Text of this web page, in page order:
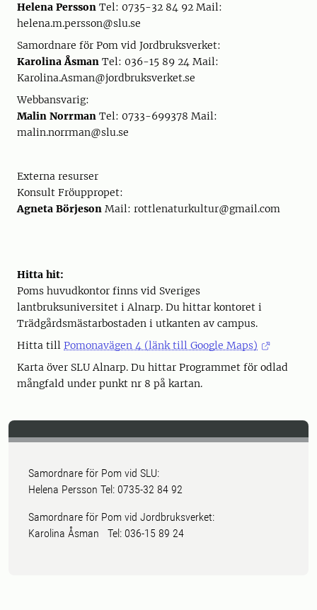
Helena Persson Tel: 0735-32 84 92 Mail:
helena.m.persson@slu.se
Samordnare för Pom vid Jordbruksverket:
Karolina Åsman Tel: 036-15 89 24 Mail:
Karolina.Asman@jordbruksverket.se
Webbansvarig:
Malin Norrman Tel: 0733-699378 Mail:
malin.norrman@slu.se
Externa resurser
Konsult Fröuppropet:
Agneta Börjeson Mail: rottlenaturkultur@gmail.com
Hitta hit:
Poms huvudkontor finns vid Sveriges
lantbruksuniversitet i Alnarp. Du hittar kontoret i
Trädgårdsmästarbostaden i utkanten av campus.
Hitta till Pomonavägen 4 (länk till Google Maps)
Karta över SLU Alnarp. Du hittar Programmet för odlad
mångfald under punkt nr 8 på kartan.
Samordnare för Pom vid SLU:
Helena Persson Tel: 0735-32 84 92
Samordnare för Pom vid Jordbruksverket:
Karolina Åsman Tel: 036-15 89 24